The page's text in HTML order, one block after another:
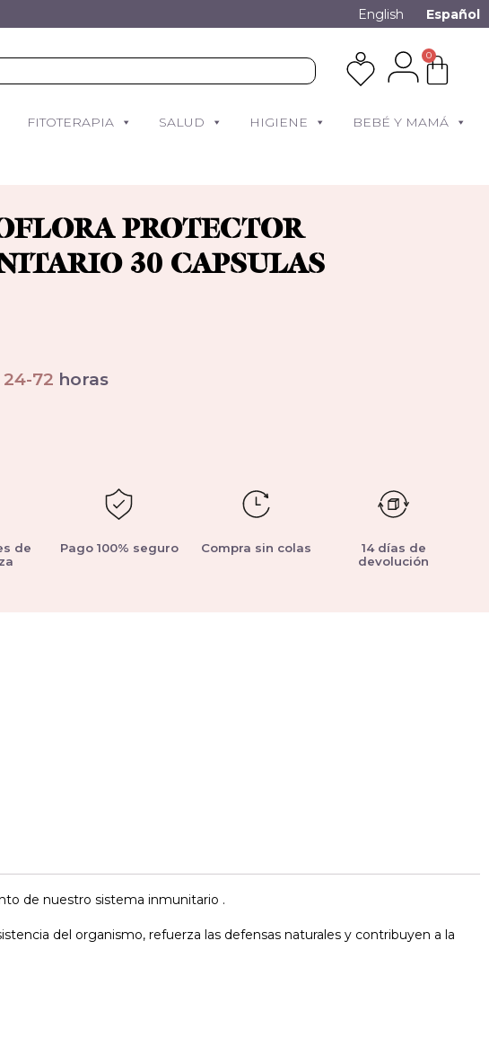
English Español
0
FITOTERAPIA SALUD HIGIENE BEBÉ Y MAMÁ
PROTECTOR
30 CAPSULAS
24-72 horas
de
Pago 100% seguro Compra sin colas
14 días de
devolución
de nuestro sistema inmunitario .
del organismo, refuerza las defensas naturales y contribuyen a la